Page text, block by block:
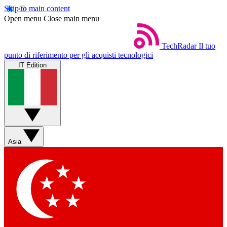
Skip to main content
Open menu Close main menu
TechRadar Il tuo
punto di riferimento per gli acquisti tecnologici
IT Edition
Asia